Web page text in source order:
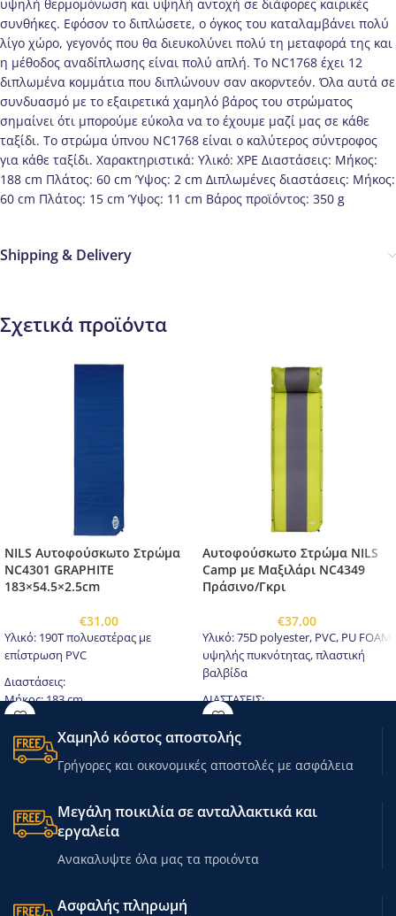
υψηλή θερμομόνωση και υψηλή αντοχή σε διάφορες καιρικές
συνθήκες. Εφόσον το διπλώσετε, ο όγκος του καταλαμβάνει πολύ
λίγο χώρο, γεγονός που θα διευκολύνει πολύ τη μεταφορά της και
η μέθοδος αναδίπλωσης είναι πολύ απλή. Το NC1768 έχει 12
διπλωμένα κομμάτια που διπλώνουν σαν ακορντεόν. Όλα αυτά σε
συνδυασμό με το εξαιρετικά χαμηλό βάρος του στρώματος
σημαίνει ότι μπορούμε εύκολα να το έχουμε μαζί μας σε κάθε
ταξίδι. Το στρώμα ύπνου NC1768 είναι ο καλύτερος σύντροφος
για κάθε ταξίδι. Χαρακτηριστικά: Υλικό: XPE Διαστάσεις: Μήκος:
188 cm Πλάτος: 60 cm Ύψος: 2 cm Διπλωμένες διαστάσεις: Μήκος:
60 cm Πλάτος: 15 cm Ύψος: 11 cm Βάρος προϊόντος: 350 g
Shipping & Delivery
Σχετικά προϊόντα
NILS Αυτοφούσκωτο Στρώμα
NC4301 GRAPHITE
183×54.5×2.5cm
€31,00
Υλικό: 190T πολυεστέρας με
επίστρωση PVC
Διαστάσεις:
Μήκος: 183 cm
Πλάτος: 54,5 cm
Πάχος: 2,5 cm
Αυτοφούσκωτο Στρώμα NILS
Camp με Μαξιλάρι NC4349
Πράσινο/Γκρι
€37,00
Υλικό: 75D polyester, PVC, PU FOAM
υψηλής πυκνότητας, πλαστική
βαλβίδα
ΔΙΑΣΤΑΣΕΙΣ:
Μήκος: 193 εκ
Πλάτος: 58 cm
Διάμετρος: 15 cm
Μαξιλάρι: ναι
Χαμηλό κόστος αποστολής
Γρήγορες και οικονομικές αποστολές με ασφάλεια
Μεγάλη ποικιλία σε ανταλλακτικά και
εργαλεία
Ανακαλυψτε όλα μας τα προιόντα
Ασφαλής πληρωμή